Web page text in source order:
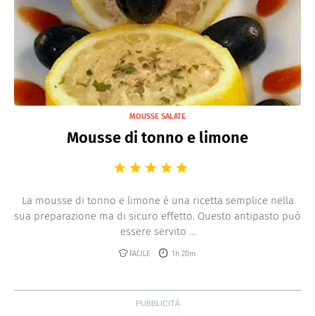
Bruschette e Crostoni
Crocchette
Paté
Sformati e Flan
Tartare
Mousse salate
Tartine e Vol au vent
MOUSSE SALATE
Mousse di tonno e limone
La mousse di tonno e limone è una ricetta semplice nella
sua preparazione ma di sicuro effetto. Questo antipasto può
essere servito ...
FACILE 1h 20m